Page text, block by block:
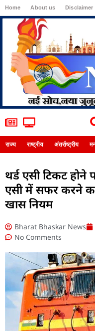
Home About us Disclaimer
राज्य राष्ट्रीय अंतर्राष्ट्रीय
थर्ड एसी टिकट होने
एसी में सफर करने
खास नियम
Bharat Bhaskar News
No Comments